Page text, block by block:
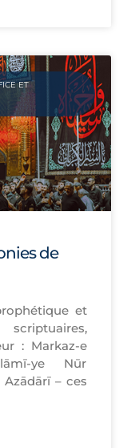
ET
de
et
: Markaz-e
ye Nūr
– ces